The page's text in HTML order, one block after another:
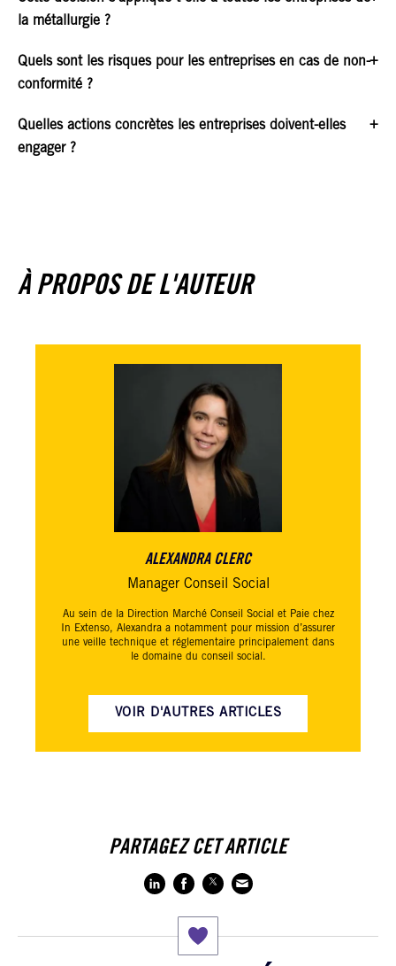
la métallurgie ?
Quels sont les risques pour les entreprises en cas de non-
conformité ?
Quelles actions concrètes les entreprises doivent-elles
engager ?
À PROPOS DE L'AUTEUR
ALEXANDRA CLERC
Manager Conseil Social
Au sein de la Direction Marché Conseil Social et Paie chez
In Extenso, Alexandra a notamment pour mission d’assurer
une veille technique et réglementaire principalement dans
le domaine du conseil social.
VOIR D'AUTRES ARTICLES
PARTAGEZ CET ARTICLE